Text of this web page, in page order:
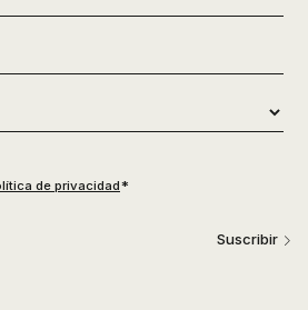
de privacidad*
Suscribir